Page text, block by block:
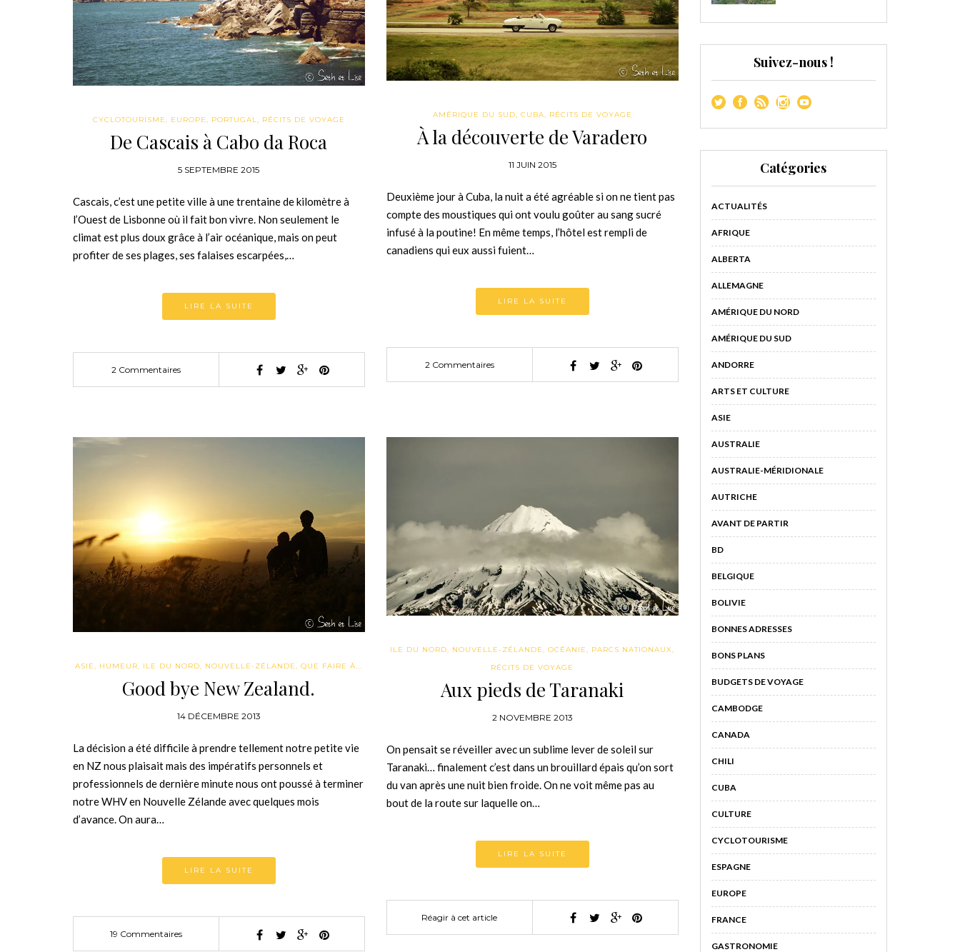
CYCLOTOURISME EUROPE PORTUGAL RÉCITS DE VOYAGE
De Cascais à Cabo da Roca
5 SEPTEMBRE 2015
Cascais, c’est une petite ville à une trentaine de kilomètre à
l’Ouest de Lisbonne où il fait bon vivre. Non seulement le
climat est plus doux grâce à l’air océanique, mais on peut
profiter de ses plages, ses falaises escarpées,…
LIRE LA SUITE
2 Commentaires
AMÉRIQUE DU SUD, CUBA, RÉCITS DE VOYAGE
À la découverte de Varadero
11 JUIN 2015
Deuxième jour à Cuba, la nuit a été agréable si on ne tient pas
compte des moustiques qui ont voulu goûter au sang sucré
infusé à la poutine! En même temps, l’hôtel est rempli de
canadiens qui eux aussi fuient…
LIRE LA SUITE
2 Commentaires
ASIE, HUMEUR, ILE DU NORD, NOUVELLE-ZÉLANDE,QUE FAIRE À...
Good bye New Zealand.
14 DÉCEMBRE 2013
La décision a été difficile à prendre tellement notre petite vie
en NZ nous plaisait mais des impératifs personnels et
professionnels de dernière minute nous ont poussé à terminer
notre WHV en Nouvelle Zélande avec quelques mois
d’avance. On aura…
LIRE LA SUITE
19 Commentaires
ILE DU NORD, NOUVELLE-ZÉLANDE,OCÉANIE, PARCS NATIONAUX,
RÉCITS DE VOYAGE
Aux pieds de Taranaki
2 NOVEMBRE 2013
On pensait se réveiller avec un sublime lever de soleil sur
Taranaki… finalement c’est dans un brouillard épais qu’on sort
du van après une nuit bien froide. On ne voit même pas au
bout de la route sur laquelle on…
LIRE LA SUITE
Réagir à cet article
Suivez-nous !
Catégories
ACTUALITÉS
AFRIQUE
ALBERTA
ALLEMAGNE
AMÉRIQUE DU NORD
AMÉRIQUE DU SUD
ANDORRE
ARTS ET CULTURE
ASIE
AUSTRALIE
AUSTRALIE-MÉRIDIONALE
AUTRICHE
AVANT DE PARTIR
BD
BELGIQUE
BOLIVIE
BONNES ADRESSES
BONS PLANS
BUDGETS DE VOYAGE
CAMBODGE
CANADA
CHILI
CUBA
CULTURE
CYCLOTOURISME
ESPAGNE
EUROPE
FRANCE
GASTRONOMIE